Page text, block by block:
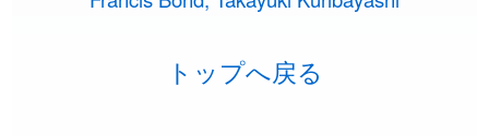
禰 」のイメージを追加しました
日本語の言葉比較
画数別名前・地名一覧
○○から始まる、○○で終わる言葉一覧
グ練習
東京パラリンピック選手名一覧
似ている有名人の名前検索
漢字モンスターシューティング
手書き記号入力
特殊記号の読み方と意味
トップへ戻る